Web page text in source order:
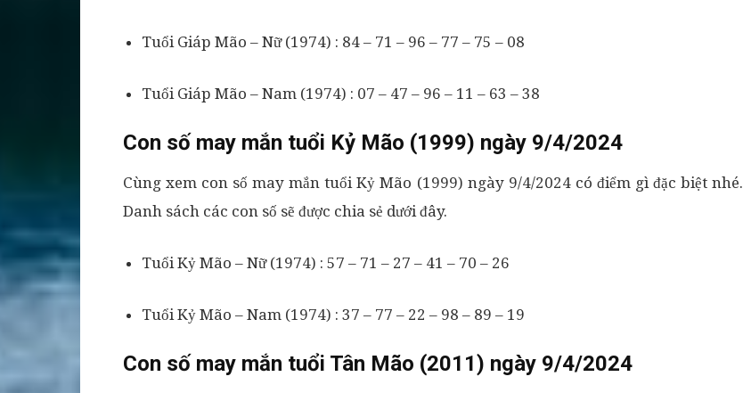
Tuổi Giáp Mão – Nữ (1974) : 84 – 71 – 96 – 77 – 75 – 08
Tuổi Giáp Mão – Nam (1974) : 07 – 47 – 96 – 11 – 63 – 38
Con số may mắn tuổi Kỷ Mão (1999) ngày 9/4/2024
Cùng xem con số may mắn tuổi Kỷ Mão (1999) ngày 9/4/2024 có điểm gì đặc biệt nhé.
Danh sách các con số sẽ được chia sẻ dưới đây.
Tuổi Kỷ Mão – Nữ (1974) : 57 – 71 – 27 – 41 – 70 – 26
Tuổi Kỷ Mão – Nam (1974) : 37 – 77 – 22 – 98 – 89 – 19
Con số may mắn tuổi Tân Mão (2011) ngày 9/4/2024